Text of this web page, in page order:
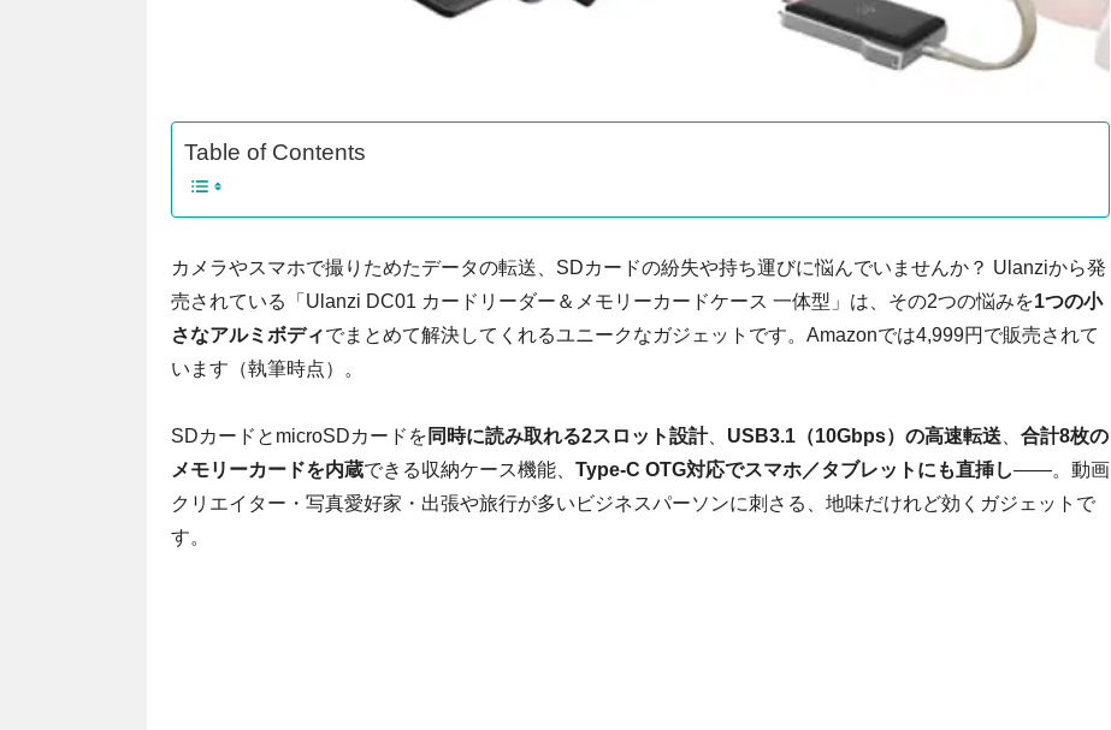
Table of Contents
カメラやスマホで撮りためたデータの転送、SDカードの紛失や持ち運びに悩んでいませんか？ Ulanziから発
売されている「Ulanzi DC01 カードリーダー＆メモリーカードケース 一体型」は、その2つの悩みを1つの小
さなアルミボディでまとめて解決してくれるユニークなガジェットです。Amazonでは4,999円で販売されて
います（執筆時点）。
SDカードとmicroSDカードを 同時に読み取れる2スロット設計、 USB3.1（10Gbps）の高速転送
合計8枚の
メモリーカードを内蔵できる収納ケース機能、 Type-C OTG対応でスマホ／タブレットにも直挿し――。動画
クリエイター・写真愛好家・出張や旅行が多いビジネスパーソンに刺さる、地味だけれど効くガジェットで
す。